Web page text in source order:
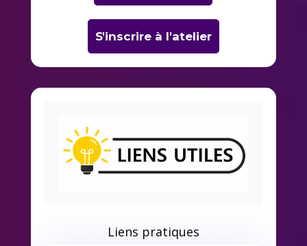
S'inscrire à l'atelier
Liens pratiques